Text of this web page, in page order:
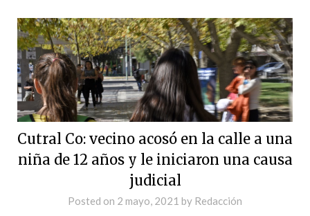
Cutral Co: vecino acosó en la calle a una
niña de 12 años y le iniciaron una causa
judicial
Posted on 2 mayo, 2021 by Redacción